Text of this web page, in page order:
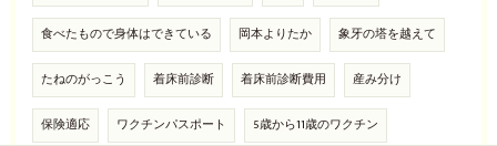
食べたもので身体はできている 岡本よりたか 象牙の塔を越えて
たねのがっこう 着床前診断 着床前診断費用 産み分け
保険適応 ワクチンパスポート 5歳から11歳のワクチン